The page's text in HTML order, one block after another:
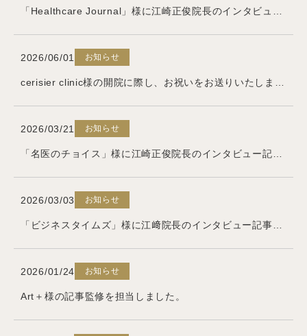
2026/06/01 お知らせ
2026/03/21 お知らせ
2026/03/03 お知らせ
2026/01/24 お知らせ
Art＋様の記事監修を担当しました。